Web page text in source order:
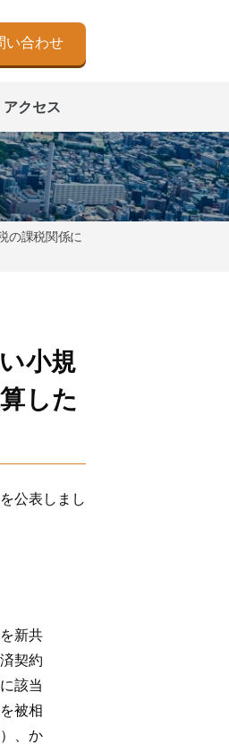
い合わせ
アクセス
の課税関係に
小規
した
公表しまし
新共
契約
該当
被相
、か